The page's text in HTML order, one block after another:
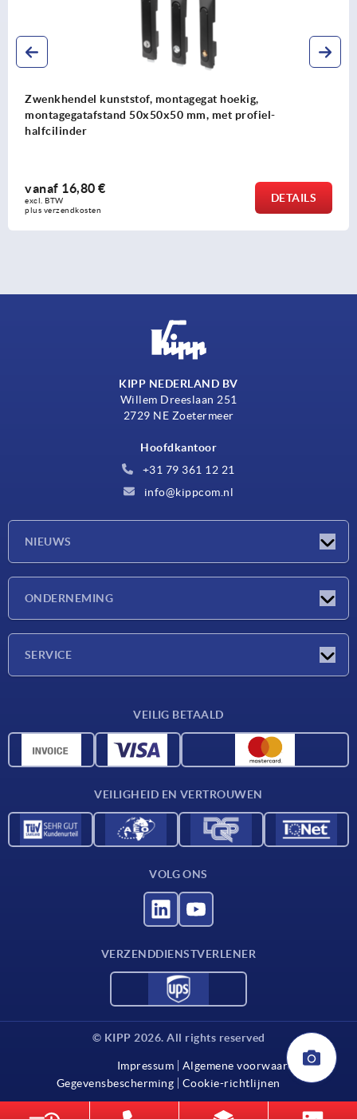
Zwenkhendel kunststof, montagegat rond,
montagegatafstand 105/130 mm, met afdekking
vanaf15,28 €
excl. BTW
plus verzendkosten
DETAILS
KIPP NEDERLAND BV
Willem Dreeslaan 251
2729 NE Zoetermeer
Hoofdkantoor
+31 79 361 12 21
info@kippcom.nl
NIEUWS
ONDERNEMING
SERVICE
CAD-gegevens
VEILIG BETAALD
VEILIGHEID EN VERTROUWEN
VOLG ONS
VERZENDDIENSTVERLENER
© KIPP 2026. All rights reserved
Impressum
Algemene voorwaarden
Gegevensbescherming
Cookie-richtlijnen